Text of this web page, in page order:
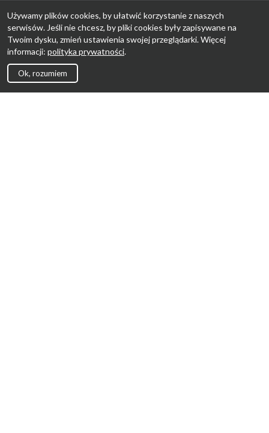
Używamy plików cookies, by ułatwić korzystanie z naszych
serwisów. Jeśli nie chcesz, by pliki cookies były zapisywane na
Twoim dysku, zmień ustawienia swojej przeglądarki. Więcej
informacji: polityka prywatności.
Ok, rozumiem